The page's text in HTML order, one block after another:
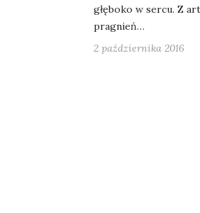
głęboko w sercu. Z
pragnień…
2 października 2016